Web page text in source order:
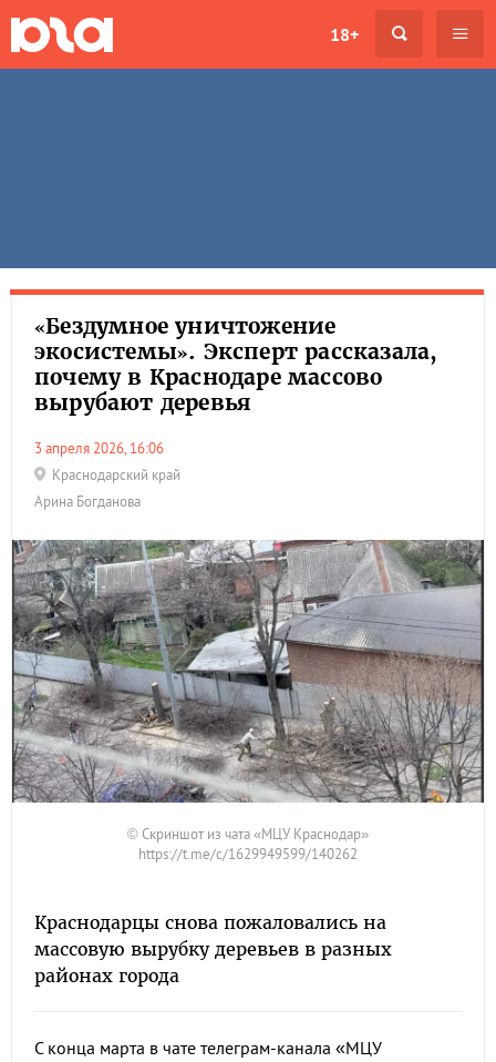
18+
«Бездумное уничтожение
экосистемы». Эксперт рассказала,
почему в Краснодаре массово
вырубают деревья
3 апреля 2026, 16:06
Краснодарский край
Арина Богданова
© Скриншот из чата «МЦУ Краснодар»
https://t.me/c/1629949599/140262
Краснодарцы снова пожаловались на
массовую вырубку деревьев в разных
районах города
С конца марта в чате телеграм-канала «МЦУ